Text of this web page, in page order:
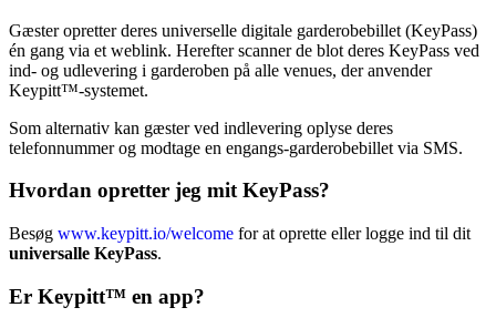
Gæster opretter deres universelle digitale garderobebillet (KeyPass)
én gang via et weblink. Herefter scanner de blot deres KeyPass ved
ind- og udlevering i garderoben på alle venues, der anvender
Keypitt™-systemet.
Som alternativ kan gæster ved indlevering oplyse deres
telefonnummer og modtage en engangs-garderobebillet via SMS.
Hvordan opretter jeg mit KeyPass?
Besøg www.keypitt.io/welcome for at oprette eller logge ind til dit
universalle KeyPass.
Er Keypitt™ en app?